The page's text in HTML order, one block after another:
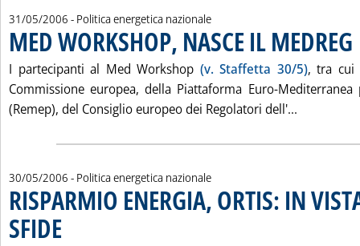
31/05/2006 - Politica energetica nazionale
MED WORKSHOP, NASCE IL MEDREG
I partecipanti al Med Workshop (v. Staffetta 30/5), tra cui
Commissione europea, della Piattaforma Euro-
(Remep), del Consiglio europeo dei Regolatori dell'...
30/05/2006 - Politica energetica nazionale
RISPARMIO ENERGIA, ORTIS: IN
SFIDE